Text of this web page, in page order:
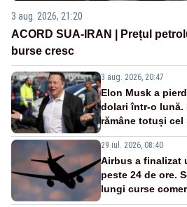
3 aug. 2026, 21:20
ACORD SUA-IRAN | Prețul
burse cresc
3 aug. 2026, 20:47
Elon Musk a
dolari într-o lună.
rămâne totuși
29 iul. 2026, 08:40
Airbus a finalizat
peste 24 de ore.
lungi curse